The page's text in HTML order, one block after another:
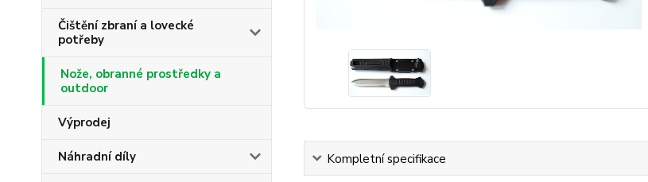
Čištění zbraní a lovecké
potřeby
Nože, obranné prostředky a
outdoor
Výprodej
Náhradní díly Kompletní specifikace